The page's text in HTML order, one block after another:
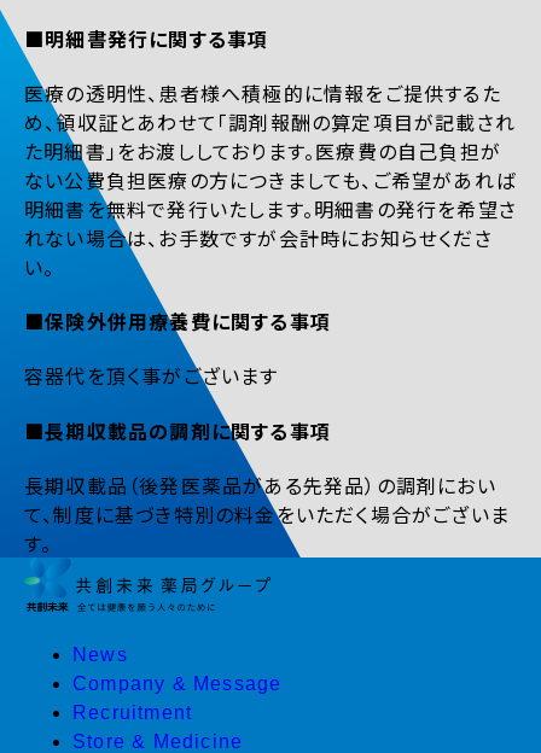
■明細書発行に関する事項
医療の透明性、患者様へ積極的に情報をご提供するた
め、領収証とあわせて「調剤報酬の算定項目が記載され
た明細書」をお渡ししております。医療費の自己負担が
ない公費負担医療の方につきましても、ご希望があれば
明細書を無料で発行いたします。明細書の発行を希望さ
れない場合は、お手数ですが会計時にお知らせくださ
い。
■保険外併用療養費に関する事項
容器代を頂く事がございます
■長期収載品の調剤に関する事項
長期収載品（後発医薬品がある先発品）の調剤におい
て、制度に基づき特別の料金をいただく場合がございま
す。
News
Company & Message
Recruitment
Store & Medicine